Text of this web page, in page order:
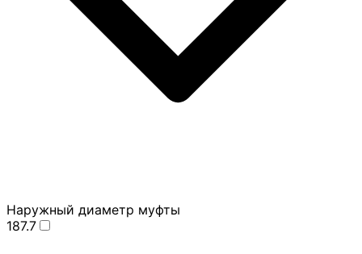
Наружный диаметр муфты
187.7